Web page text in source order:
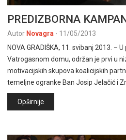
PREDIZBORNA
Autor Novagra - 11/05/2013
NOVA GRADIŠKA, 11. svibanj 2013. –
Vatrogasnom domu, održan je prvi u
motivacijskih skupova koalicijskih
temeljne ogranke Ban Josip Jelačić i
Opširnije